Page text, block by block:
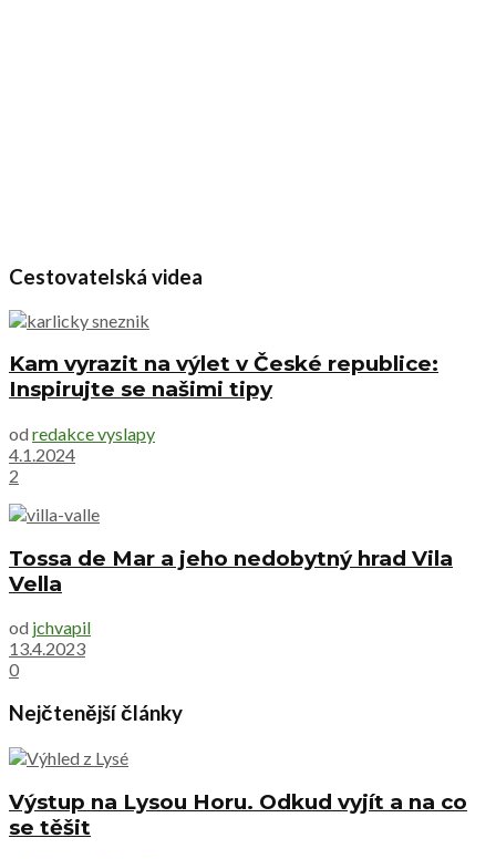
Cestovatelská videa
Kam vyrazit na výlet v České republice:
Inspirujte se našimi tipy
od redakce vyslapy
4.1.2024
2
Tossa de Mar a jeho nedobytný hrad Vila
Vella
od jchvapil
13.4.2023
0
Nejčtenější články
Výstup na Lysou Horu. Odkud vyjít a na co
se těšit